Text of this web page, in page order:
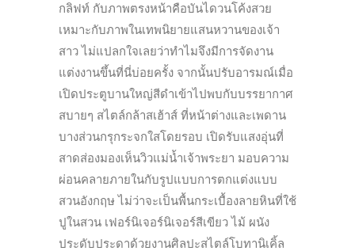
กลิฟท์ กับภาพตรงหน้าคือบันไดวนโค้งสวย
เหมาะกับภาพในเทพนิยายแสนหวานของเจ้า
สาว ไม่แปลกใจเลยว่าทำไมจึงมีการจัดงาน
แต่งงานขึ้นที่นี่บ่อยครั้ง จากนั้นปรับอารมณ์เมื่อ
เปิดประตูบานใหญ่สีดำเข้าไปพบกับบรรยากาศ
สบายๆ สไตล์กล้าสเฮ้าส์ ที่หน้าต่างและเพดาน
บางส่วนกรุกระจกใสโดยรอบ เปิดรับแสงอุ่นที่
สาดส่องมองเห็นวิวแม่น้ำเจ้าพระยา มอบความ
ผ่อนคลายภายในกับรูปแบบการตกแต่งแบบ
สวนอังกฤษ ไม่ว่าจะเป็นพื้นกระเบื้องลายหินที่ใช้
ปูในสวน เฟอร์นิเจอร์นิเจอร์สีเขียว ไม้ ผนัง
ประดับประดาด้วยงานศิลปะสไตล์โบทานิเคิ้ล